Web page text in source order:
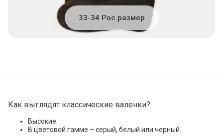
33-34 Рос.размер
Как выглядят классические валенки?
Высокие.
В цветовой гамме – серый, белый или черный.